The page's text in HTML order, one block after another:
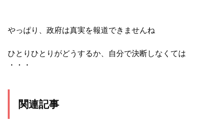
やっぱり、政府は真実を報道できませんね
ひとりひとりがどうするか、自分で決断しなくては
・・・
関連記事